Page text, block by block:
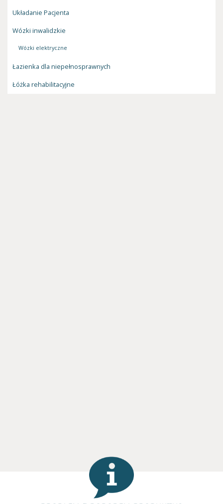
Układanie Pacjenta
Wózki inwalidzkie
Wózki elektryczne
Łazienka dla niepełnosprawnych
Łóżka rehabilitacyjne